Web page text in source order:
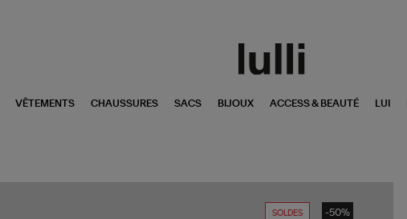
VÊTEMENTS CHAUSSURES SACS BIJOUX ACCESS & BEAUTÉ LUI
SOLDES -50%